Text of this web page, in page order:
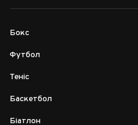
Бокс
Футбол
Теніс
Баскетбол
Біатлон